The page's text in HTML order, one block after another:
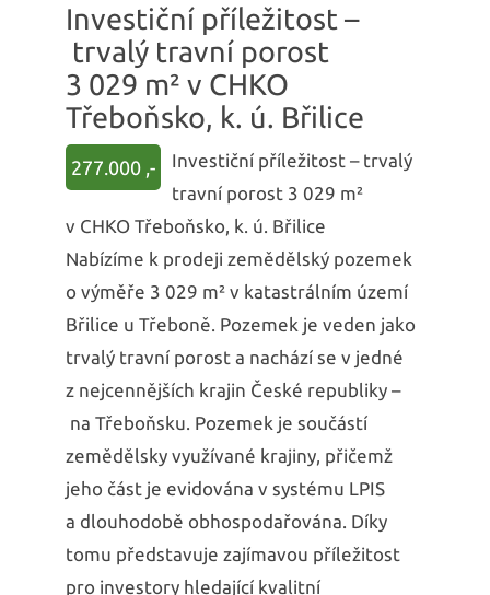
Investiční příležitost –
trvalý travní porost
3 029 m² v CHKO
Třeboňsko, k. ú. Břilice
277.000 ,-
Investiční příležitost – trvalý
travní porost 3 029 m²
v CHKO Třeboňsko, k. ú. Břilice
Nabízíme k prodeji zemědělský pozemek
o výměře 3 029 m² v katastrálním území
Břilice u Třeboně. Pozemek je veden jako
trvalý travní porost a nachází se v jedné
z nejcennějších krajin České republiky –
na Třeboňsku. Pozemek je součástí
zemědělsky využívané krajiny, přičemž
jeho část je evidována v systému LPIS
a dlouhodobě obhospodařována. Díky
tomu představuje zajímavou příležitost
pro investory hledající kvalitní